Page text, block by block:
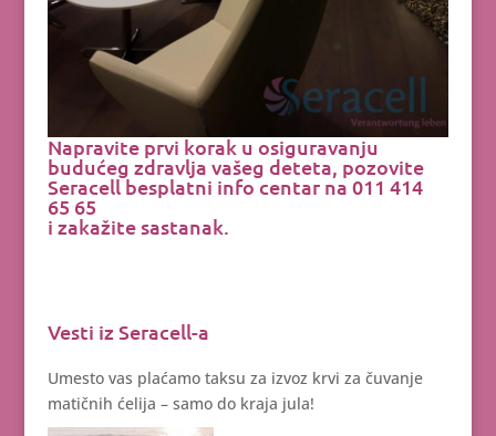
Napravite prvi korak u osiguravanju
budućeg zdravlja vašeg deteta, pozovite
Seracell besplatni info centar na 011 414
65 65
i zakažite sastanak.
Vesti iz Seracell-a
Umesto vas plaćamo taksu za izvoz krvi za čuvanje
matičnih ćelija – samo do kraja jula!